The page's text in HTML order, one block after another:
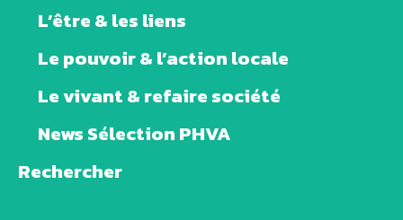
L’être & les liens
Le pouvoir & l’action locale
Le vivant & refaire société
News Sélection PHVA
Rechercher